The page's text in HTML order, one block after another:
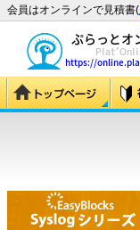
会員はオンラインで見積書(